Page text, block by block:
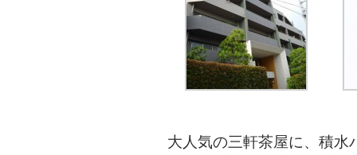
大人気の三軒茶屋に、積水